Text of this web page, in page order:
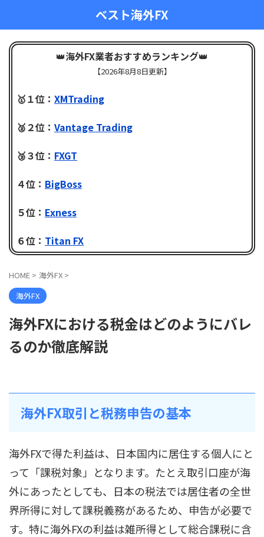
ベスト海外FX
👑海外FX業者おすすめランキング👑
【2026年8月8日更新】
🥇１位： XMTrading
🥈２位： Vantage Trading
🥉３位： FXGT
４位： BigBoss
５位： Exness
６位： Titan FX
HOME > 海外FX >
海外FX
海外FXにおける税金はどのようにバレ
るのか徹底解説
海外FX取引と税務申告の基本
海外FXで得た利益は、日本国内に居住する個人にと
って「課税対象」となります。たとえ取引口座が海
外にあったとしても、日本の税法では居住者の全世
界所得に対して課税義務があるため、申告が必要で
す。特に海外FXの利益は雑所得として総合課税に含